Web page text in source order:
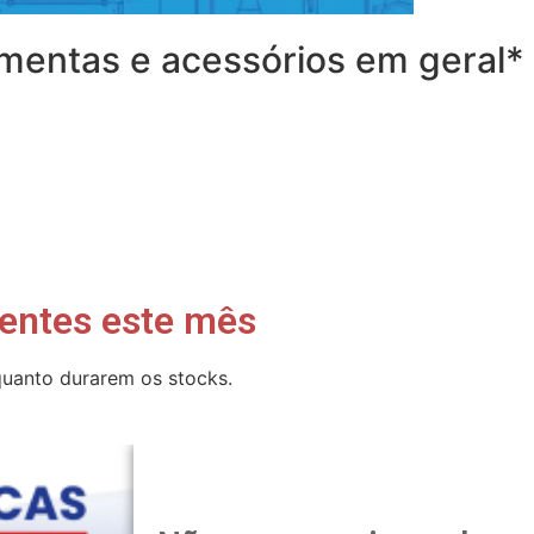
e acessórios em geral*
este mês
durarem os stocks.